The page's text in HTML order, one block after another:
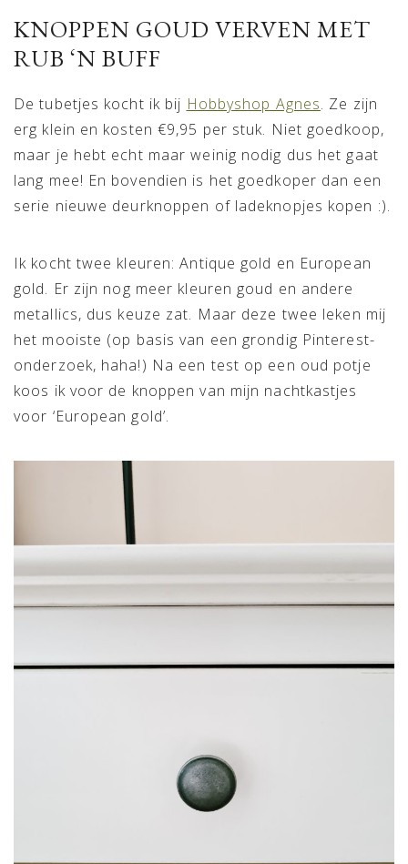
KNOPPEN GOUD VERVEN MET
RUB ‘N BUFF
De tubetjes kocht ik bij Hobbyshop Agnes. Ze zijn
erg klein en kosten €9,95 per stuk. Niet goedkoop,
maar je hebt echt maar weinig nodig dus het gaat
lang mee! En bovendien is het goedkoper dan een
serie nieuwe deurknoppen of ladeknopjes kopen :).
Ik kocht twee kleuren: Antique gold en European
gold. Er zijn nog meer kleuren goud en andere
metallics, dus keuze zat. Maar deze twee leken mij
het mooiste (op basis van een grondig Pinterest-
onderzoek, haha!) Na een test op een oud potje
koos ik voor de knoppen van mijn nachtkastjes
voor ‘European gold’.